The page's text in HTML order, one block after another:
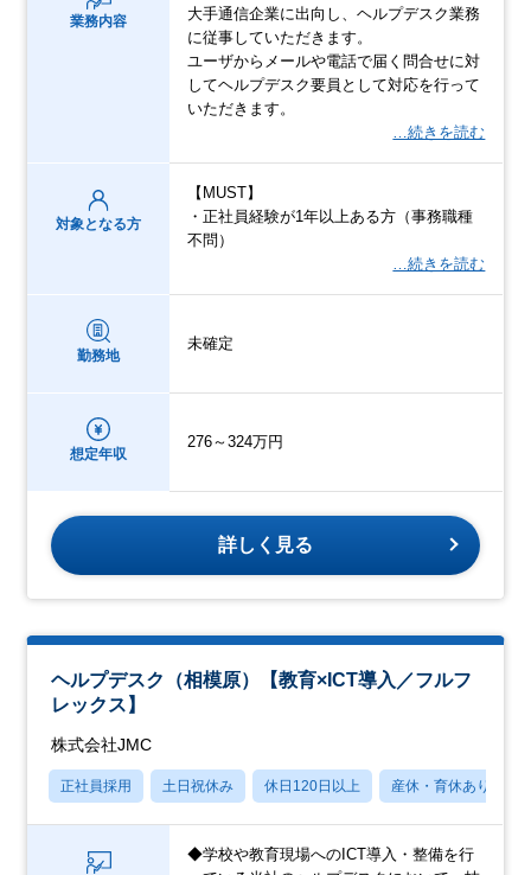
業務内容
大手通信企業に出向し、ヘルプデスク業務
に従事していただきます。
ユーザからメールや電話で届く問合せに対
してヘルプデスク要員として対応を行って
いただきます。
…続きを読む
対象となる方
【MUST】
・正社員経験が1年以上ある方（事務職種
不問）
…続きを読む
勤務地
未確定
想定年収
276～324万円
詳しく見る
ヘルプデスク（相模原）【教育×ICT導入／フルフ
レックス】
株式会社JMC
正社員採用 土日祝休み 休日120日以上 産休・育休あり
◆学校や教育現場へのICT導入・整備を行